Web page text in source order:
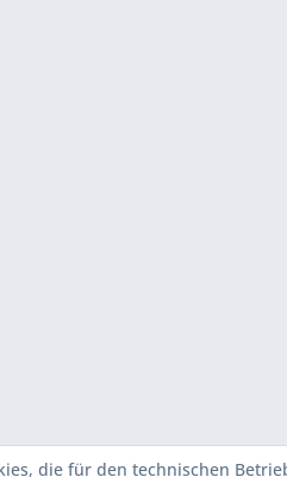
die für den technischen